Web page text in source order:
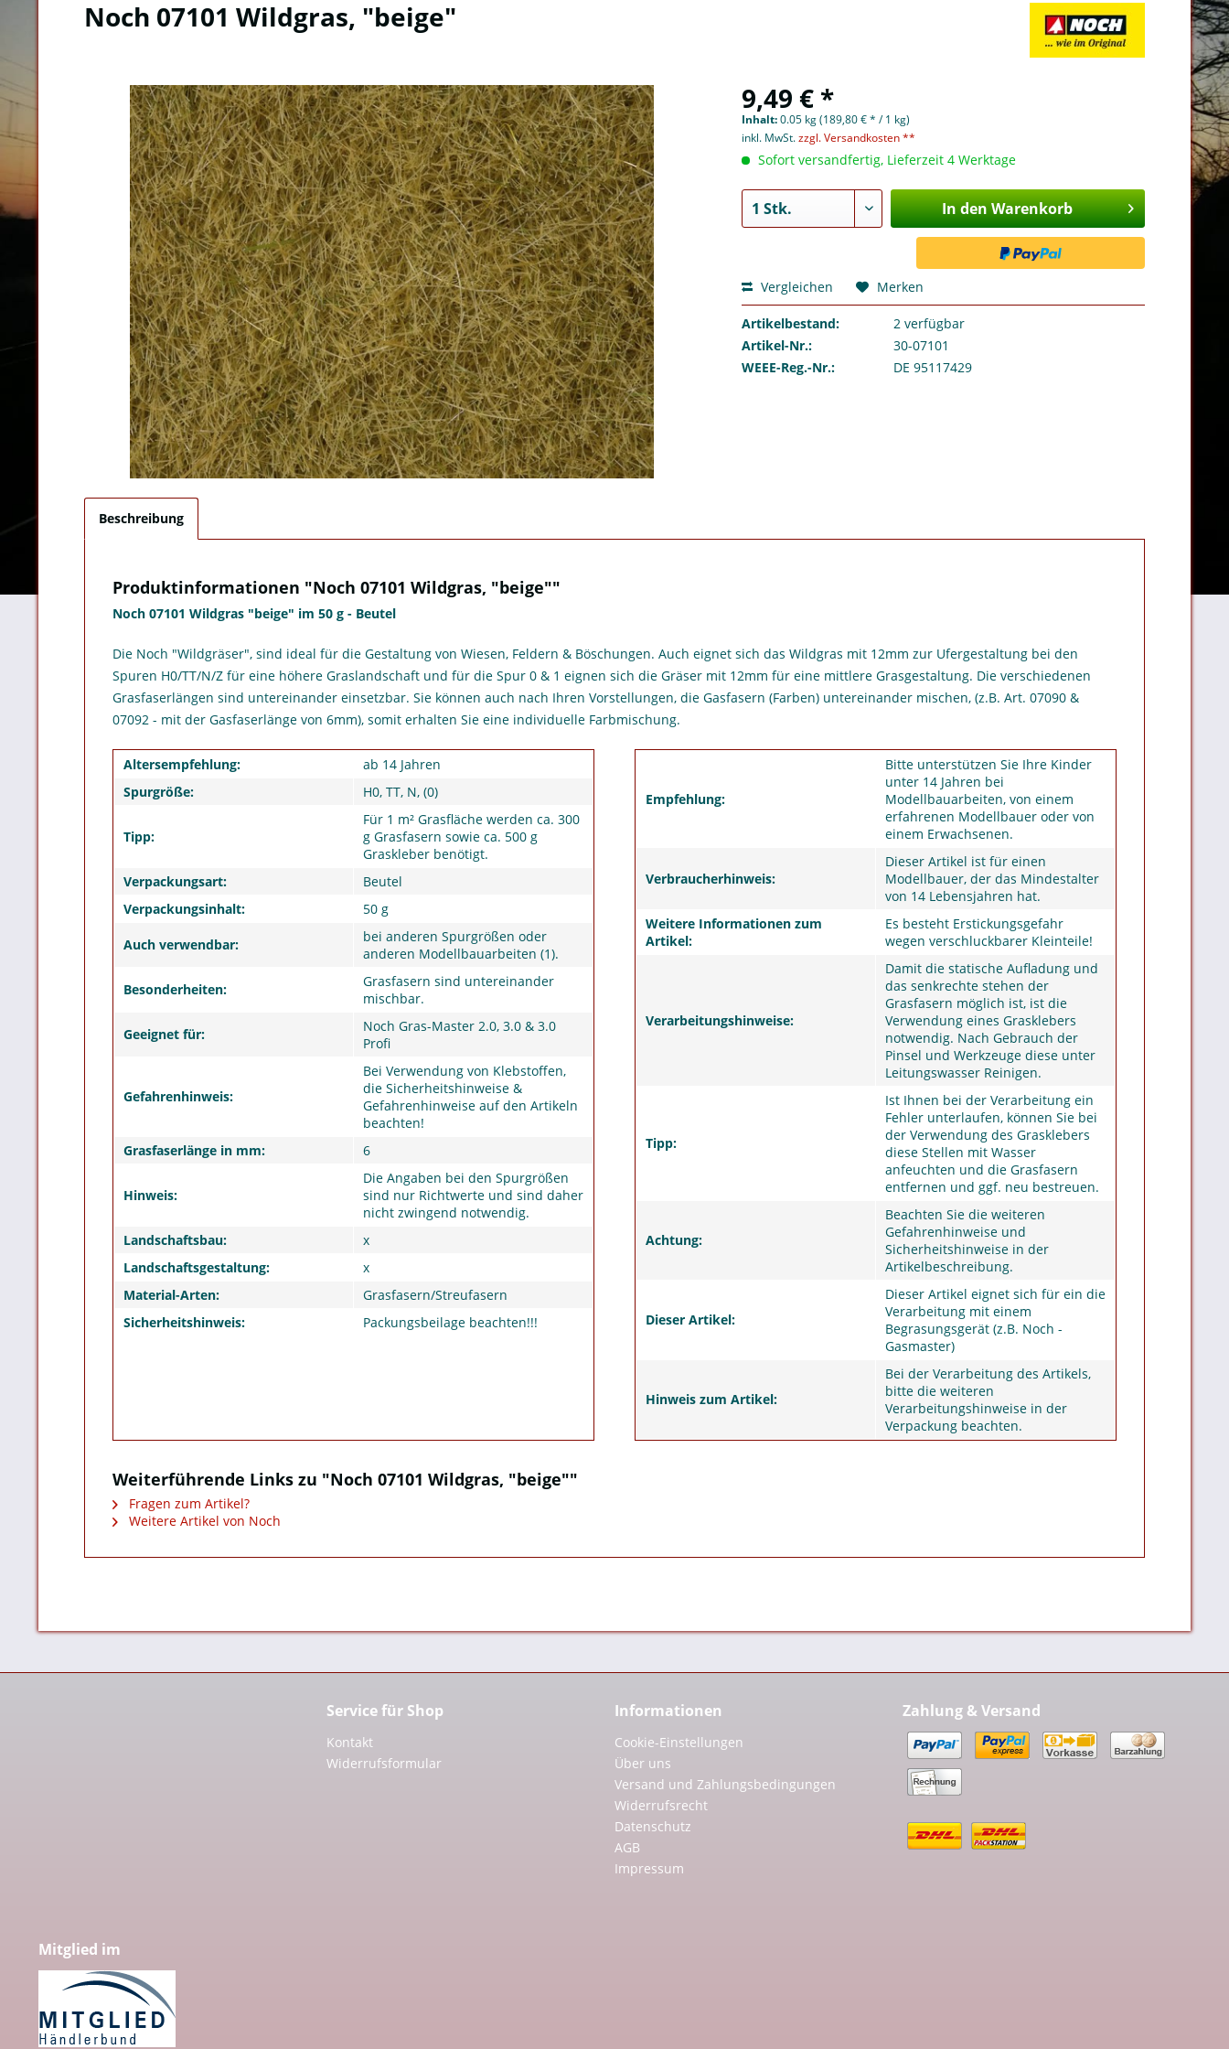
Noch 07101 Wildgras, "beige"
9,49 € *
Inhalt:0.05 kg (189,80 € * / 1 kg)
inkl. MwSt.zzgl. Versandkosten **
Sofort versandfertig, Lieferzeit 4 Werktage
In den Warenkorb
Vergleichen Merken
Artikelbestand: 2 verfügbar
Artikel-Nr.:
30-07101
WEEE-Reg.-Nr.:
DE 95117429
Beschreibung
Produktinformationen "Noch 07101 Wildgras, "beige""
Noch 07101 Wildgras "beige" im 50 g - Beutel
Die Noch "Wildgräser", sind ideal für die Gestaltung von Wiesen, Feldern & Böschungen. Auch eignet sich das Wildgras mit 12mm zur Ufergestaltung bei den
Spuren H0/TT/N/Z für eine höhere Graslandschaft und für die Spur 0 & 1 eignen sich die Gräser mit 12mm für eine mittlere Grasgestaltung. Die verschiedenen
Grasfaserlängen sind untereinander einsetzbar. Sie können auch nach Ihren Vorstellungen, die Gasfasern (Farben) untereinander mischen, (z.B. Art. 07090 &
07092 - mit der Gasfaserlänge von 6mm), somit erhalten Sie eine individuelle Farbmischung.
Altersempfehlung:
ab 14 Jahren
Spurgröße:
H0, TT, N, (0)
Tipp:
Für 1 m² Grasfläche werden ca. 300
g Grasfasern sowie ca. 500 g
Graskleber benötigt.
Verpackungsart:
Beutel
Verpackungsinhalt:
50 g
Auch verwendbar:
bei anderen Spurgrößen oder
anderen Modellbauarbeiten (1).
Besonderheiten:
Grasfasern sind untereinander
mischbar.
Geeignet für:
Noch Gras-Master 2.0, 3.0 & 3.0
Profi
Gefahrenhinweis:
Bei Verwendung von Klebstoffen,
die Sicherheitshinweise &
Gefahrenhinweise auf den Artikeln
beachten!
Grasfaserlänge in mm:
6
Hinweis:
Die Angaben bei den Spurgrößen
sind nur Richtwerte und sind daher
nicht zwingend notwendig.
Landschaftsbau:
x
Landschaftsgestaltung:
x
Material-Arten:
Grasfasern/Streufasern
Sicherheitshinweis:
Packungsbeilage beachten!!!
Empfehlung:
Bitte unterstützen Sie Ihre Kinder
unter 14 Jahren bei
Modellbauarbeiten, von einem
erfahrenen Modellbauer oder von
einem Erwachsenen.
Verbraucherhinweis:
Dieser Artikel ist für einen
Modellbauer, der das Mindestalter
von 14 Lebensjahren hat.
Weitere Informationen zum
Artikel:
Es besteht Erstickungsgefahr
wegen verschluckbarer Kleinteile!
Verarbeitungshinweise:
Damit die statische Aufladung und
das senkrechte stehen der
Grasfasern möglich ist, ist die
Verwendung eines Grasklebers
notwendig. Nach Gebrauch der
Pinsel und Werkzeuge diese unter
Leitungswasser Reinigen.
Tipp:
Ist Ihnen bei der Verarbeitung ein
Fehler unterlaufen, können Sie bei
der Verwendung des Grasklebers
diese Stellen mit Wasser
anfeuchten und die Grasfasern
entfernen und ggf. neu bestreuen.
Achtung:
Beachten Sie die weiteren
Gefahrenhinweise und
Sicherheitshinweise in der
Artikelbeschreibung.
Dieser Artikel:
Dieser Artikel eignet sich für ein die
Verarbeitung mit einem
Begrasungsgerät (z.B. Noch -
Gasmaster)
Hinweis zum Artikel:
Bei der Verarbeitung des Artikels,
bitte die weiteren
Verarbeitungshinweise in der
Verpackung beachten.
Weiterführende Links zu "Noch 07101 Wildgras, "beige""
Fragen zum Artikel?
Weitere Artikel von Noch
Service für Shop
Kontakt
Widerrufsformular
Informationen
Cookie-Einstellungen
Über uns
Versand und Zahlungsbedingungen
Widerrufsrecht
Datenschutz
AGB
Impressum
Zahlung & Versand
Mitglied im